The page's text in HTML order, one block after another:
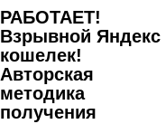
РАБОТАЕТ!
Взрывной Яндекс
кошелек!
Авторская
методика
получения